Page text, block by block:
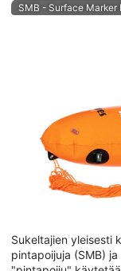
SMB - Surface Marker
Sukeltajien yleisesti
pintapoijuja (SMB)